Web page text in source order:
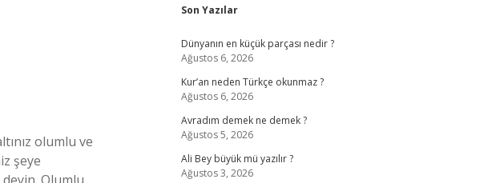
olumlu ve
şeye
Sidebar
Son Yazılar
Dünyanın en küçük parçası nedir ?
Ağustos 6, 2026
Kur’an neden Türkçe okunmaz ?
Ağustos 6, 2026
Avradım demek ne demek ?
Ağustos 5, 2026
Ali Bey büyük mü yazılır ?
Ağustos 3, 2026